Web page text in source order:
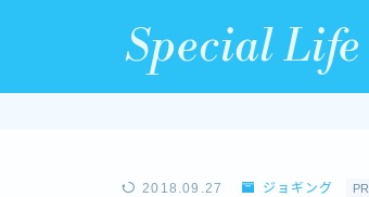
Special Life
2018.09.27 ジョギング PR